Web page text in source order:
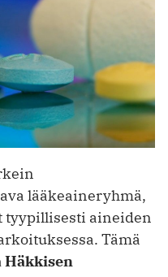
lääkeaineryhmä,
tyypillisesti aineiden
Tämä
Häkkisen